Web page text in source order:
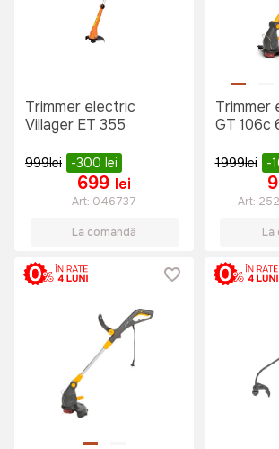
Trimmer electric
Villager ET 355
999lei -300 lei
699 lei
Art: 046737
La comandă
Trimmer
GT 106c
1999lei -
Art:
La